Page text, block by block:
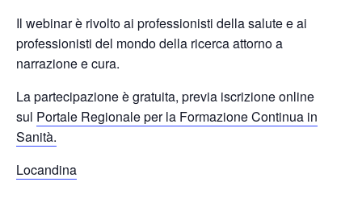
Il webinar è rivolto ai professionisti della salute e ai
professionisti del mondo della ricerca attorno a
narrazione e cura.
La partecipazione è gratuita, previa iscrizione online
sul Portale Regionale per la Formazione Continua in
Sanità.
Locandina